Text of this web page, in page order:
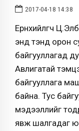
2017-04-18 14:38
Ерөнхийлөгч
энд тэнд орон
байгууллагад
Авлигатай
байгууллага
байна. Тус
мэдээллийг
явж шалгадаг